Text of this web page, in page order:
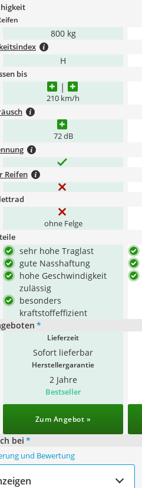
800 kg
H
bis
210 km/h
72 dB
Reifen
ohne Felge
sehr hohe Traglast
gute Nasshaftung
hohe Geschwindigkeit
zulässig
besonders
kraftstoffeffizient
*
Lieferzeit
Sofort lieferbar
Herstellergarantie
2 Jahre
Bestseller
Zum Angebot »
bei *
und Bewertung